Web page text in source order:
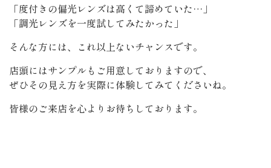
「度付きの偏光レンズは高くて諦めていた…」
「調光レンズを一度試してみたかった」
そんな方には、これ以上ないチャンスです。
店頭にはサンプルもご用意しておりますので、
ぜひその見え方を実際に体験してみてくださいね。
皆様のご来店を心よりお待ちしております。